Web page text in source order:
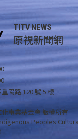
TITV NEWS
原視新聞網
陽路 120 號 5 樓
事業基金會 版權所有
Peoples
.